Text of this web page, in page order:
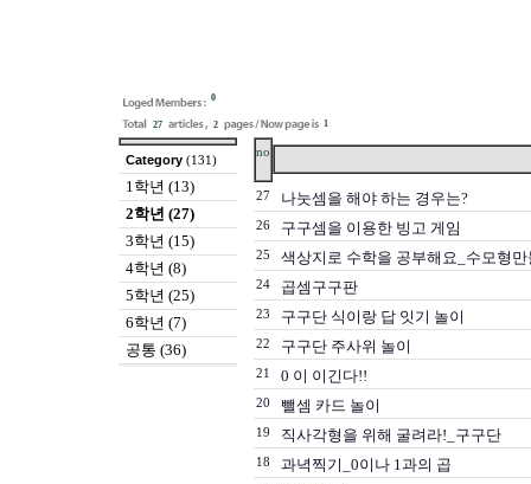
0
27 2 1
Category (131)
1학년 (13)
2학년 (27)
3학년 (15)
4학년 (8)
5학년 (25)
6학년 (7)
공통 (36)
no
27 나눗셈을 해야 하는 경우는?
26 구구셈을 이용한 빙고 게임
25 색상지로 수학을 공부해요_수모형만
24 곱셈구구판
23 구구단 식이랑 답 잇기 놀이
22 구구단 주사위 놀이
21 0 이 이긴다!!
20 뺄셈 카드 놀이
19 직사각형을 위해 굴려라!_구구단
18 과녁찍기_0이나 1과의 곱